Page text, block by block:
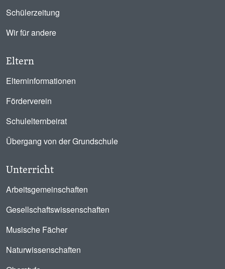
Schülerzeitung
Wir für andere
Eltern
Elterninformationen
Förderverein
Schulelternbeirat
Übergang von der Grundschule
Unterricht
Arbeitsgemeinschaften
Gesellschaftswissenschaften
Musische Fächer
Naturwissenschaften